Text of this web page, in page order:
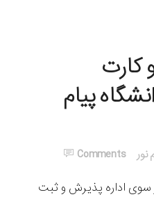
کارت
پیام
نور Comments
سوی اداره پذیرش و ثبت